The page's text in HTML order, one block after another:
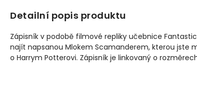
Detailní popis produktu
Zápisník v podobě filmové repliky učebnice
najít napsanou Mlokem Scamanderem, kterou jste
o Harrym Potterovi. Zápisník je linkovaný o rozměrech